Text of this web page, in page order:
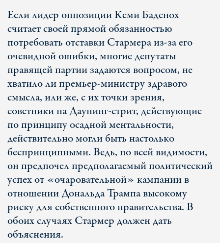
Если лидер оппозиции Кеми Баденох
считает своей прямой обязанностью
потребовать отставки Стармера из-за его
очевидной ошибки, многие депутаты
правящей партии задаются вопросом, не
хватило ли премьер-министру здравого
смысла, или же, с их точки зрения,
советники на Даунинг-стрит, действующие
по принципу осадной ментальности,
действительно могли быть настолько
беспринципными. Ведь, по всей видимости,
он предпочел предполагаемый политический
успех от «очаровательной» кампании в
отношении Дональда Трампа высокому
риску для собственного правительства. В
обоих случаях Стармер должен дать
объяснения.